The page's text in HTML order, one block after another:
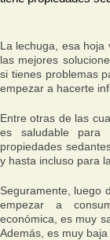
La lechuga, esa hoja
las mejores
si tienes problemas
empezar a hacerte
Entre otras de las
es saludable para
propiedades
y hasta incluso para
Seguramente, luego
empezar a
económica, es muy
Además, es muy baja